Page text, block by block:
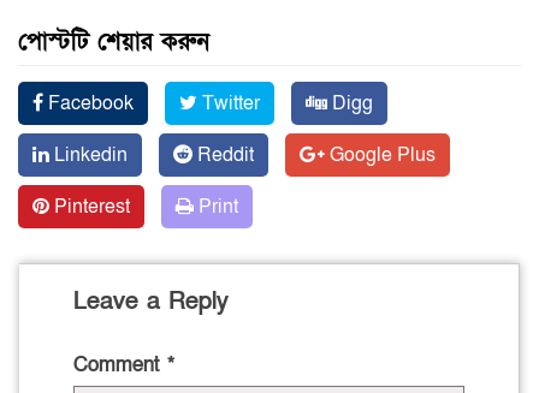
পোস্টটি শেয়ার করুন
Facebook Twitter
Digg
Linkedin
Reddit
Google Plus
Pinterest
Print
Leave a Reply
Comment *